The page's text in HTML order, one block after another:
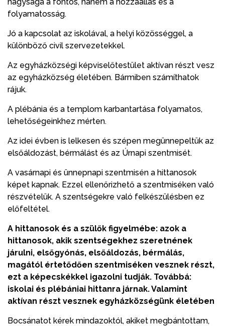
folyamatosság.
Jó a kapcsolat az iskolával, a helyi közösséggel, a
különböző civil szervezetekkel.
Az egyházközségi képviselőtestület aktívan részt vesz
az egyházközség életében. Bármiben számíthatok
rájuk.
A plébánia és a templom karbantartása folyamatos,
lehetőségeinkhez mérten.
Az idei évben is lelkesen és szépen megünnepeltük az
elsőáldozást, bérmálást és az Úrnapi szentmisét.
A vasárnapi és ünnepnapi szentmisén a hittanosok
képet kapnak. Ezzel ellenőrizhető a szentmiséken való
részvételük. A szentségekre való felkészülésben ez
előfeltétel.
A hittanosok és a szülők figyelmébe: azok a
hittanosok, akik szentségekhez szeretnének
járulni, elsőgyónás, elsőáldozás, bérmálás,
magától értetődően szentmiséken vesznek részt,
ezt a képecskékkel igazolni tudják. Továbbá:
iskolai és plébániai hittanra járnak. Valamint
aktívan részt vesznek egyházközségünk életében
Bocsánatot kérek mindazoktól, akiket megbántottam,